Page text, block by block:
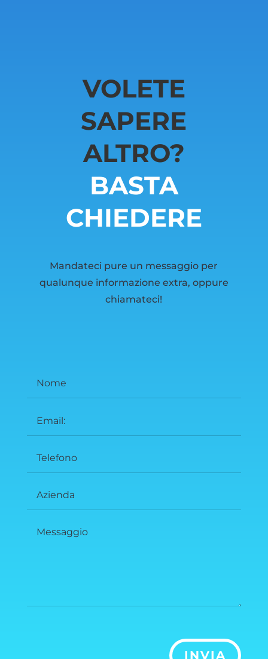
VOLETE
SAPERE
ALTRO?
BASTA
CHIEDERE
Mandateci pure un messaggio per
qualunque informazione extra, oppure
chiamateci!
INVIA